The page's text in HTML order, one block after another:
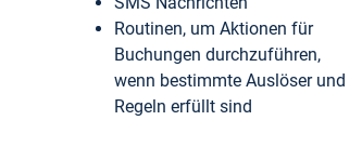
Routinen, um Aktionen für
Buchungen durchzuführen,
wenn bestimmte Auslöser und
Regeln erfüllt sind